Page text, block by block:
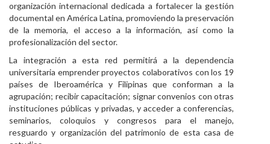
organización internacional dedicada a fortalecer la gestión
documental en América Latina, promoviendo la preservación
de la memoria, el acceso a la información, así como la
profesionalización del sector.
La integración a esta red permitirá a la dependencia
universitaria emprender proyectos colaborativos con los 19
países de Iberoamérica y Filipinas que conforman a la
agrupación; recibir capacitación; signar convenios con otras
instituciones públicas y privadas, y acceder a conferencias,
seminarios, coloquios y congresos para el manejo,
resguardo y organización del patrimonio de esta casa de